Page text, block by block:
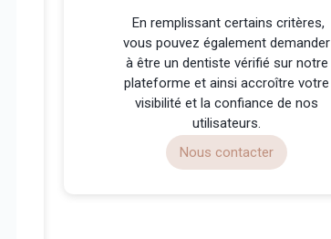
️ En remplissant certains critères,
vous pouvez également demander
à être un dentiste vérifié sur notre
plateforme et ainsi accroître votre
visibilité et la confiance de nos
utilisateurs.
Nous contacter